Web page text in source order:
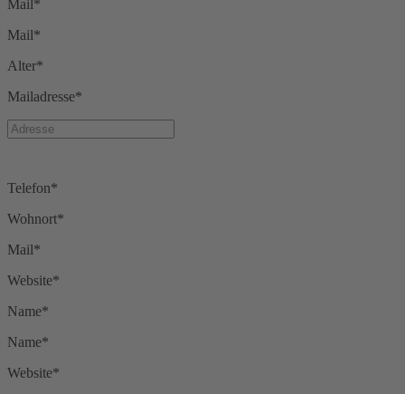
Mail*
Mail*
Alter*
Mailadresse*
Telefon*
Wohnort*
Mail*
Website*
Name*
Name*
Website*